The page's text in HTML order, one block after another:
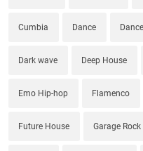
Cumbia Dance
Dark wave Deep House
Emo Hip-hop Flamenco
Future House Garage Rock